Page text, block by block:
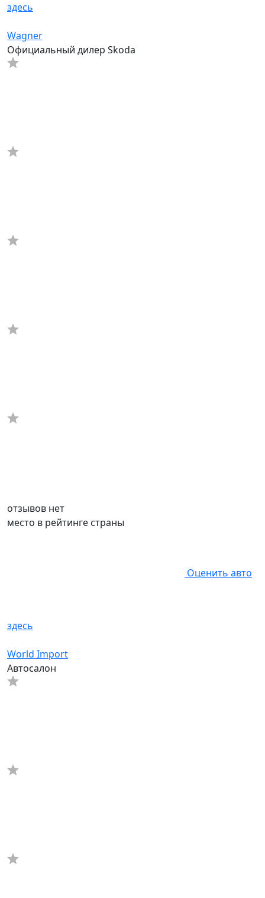
здесь
Wagner
Официальный дилер Skoda
отзывов нет
место в рейтинге страны
Оценить авто
здесь
World Import
Автосалон